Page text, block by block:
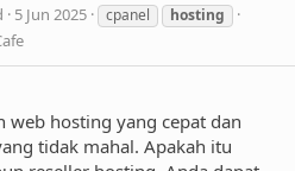
5 Jun 2025 cpanel hosting
web hosting yang cepat dan
tidak mahal. Apakah itu